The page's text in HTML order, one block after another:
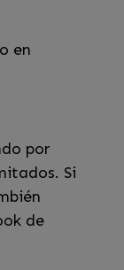
en
por
Si
de